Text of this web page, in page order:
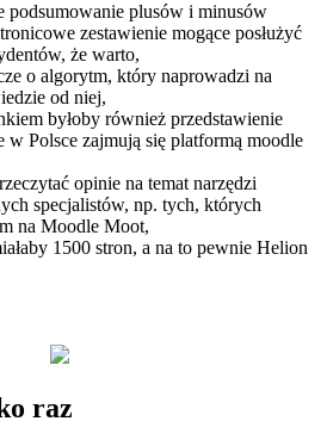
podsumowanie plusów i minusów
zestawienie mogące posłużyć
że warto,
o algorytm, który naprowadzi na
od niej,
byłoby również przedstawienie
w Polsce zajmują się platformą moodle
opinie na temat narzędzi
specjalistów, np. tych, których
na Moodle Moot,
1500 stron, a na to pewnie Helion
raz